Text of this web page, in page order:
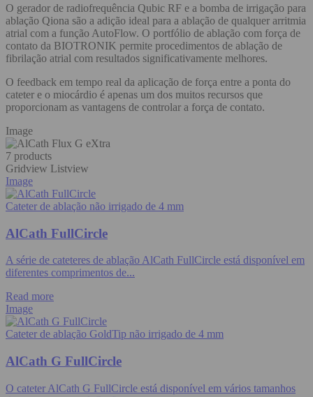
O gerador de radiofrequência Qubic RF e a bomba de irrigação para
ablação Qiona são a adição ideal para a ablação de qualquer arritmia
atrial com a função AutoFlow. O portfólio de ablação com força de
contato da BIOTRONIK permite procedimentos de ablação de
fibrilação atrial com resultados significativamente melhores.
O feedback em tempo real da aplicação de força entre a ponta do
cateter e o miocárdio é apenas um dos muitos recursos que
proporcionam as vantagens de controlar a força de contato.
Image
7 products
Gridview Listview
Image
Cateter de ablação não irrigado de 4 mm
AlCath FullCircle
A série de cateteres de ablação AlCath FullCircle está disponível em
diferentes comprimentos de...
Read more
Image
Cateter de ablação GoldTip não irrigado de 4 mm
AlCath G FullCircle
O cateter AlCath G FullCircle está disponível em vários tamanhos